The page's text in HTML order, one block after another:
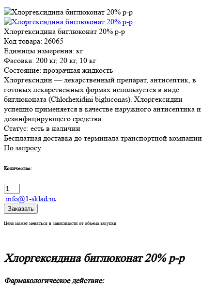
Хлоргексидина биглюконат 20% р-р
Код товара: 26065
Единицы измерения: кг
Фасовка: 200 кг, 20 кг, 10 кг
Состояние: прозрачная жидкость
Хлоргексидин — лекарственный препарат, антисептик, в
готовых лекарственных формах используется в виде
биглюконата (Chlorhexidini bigluconas). Хлоргексидин
успешно применяется в качестве наружного антисептика и
дезинфицирующего средства.
Статус: есть в наличии
Бесплатная доставка до терминала транспортной компании
По запросу
Количество:
info@1-sklad.ru
Заказать
Цена может меняться в зависимости от объема закупки
Хлоргексидина биглюконат 20% р-р
Фармакологическое действие: